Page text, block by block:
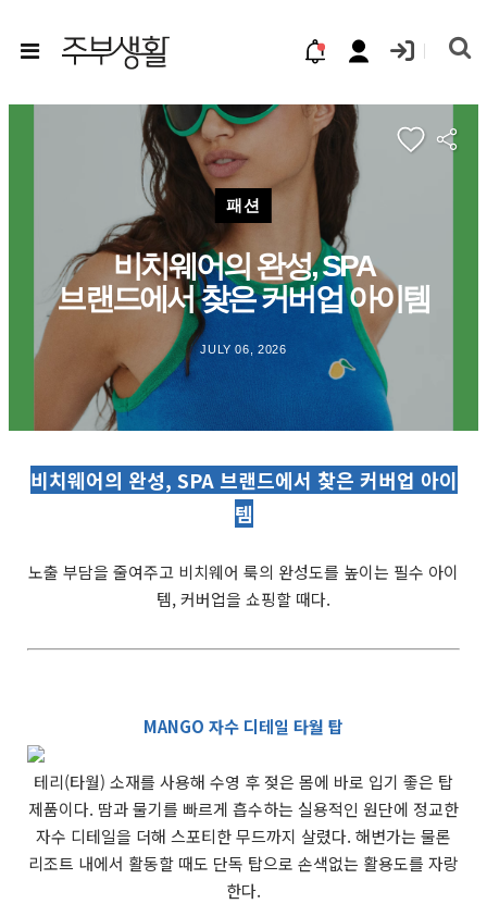
패션
비치웨어의 완성, SPA
브랜드에서 찾은 커버업 아이템
JULY 06, 2026
비치웨어의 완성, SPA 브랜드에서 찾은 커버업 아이
템
노출 부담을 줄여주고 비치웨어 룩의 완성도를 높이는 필수 아이
템, 커버업을 쇼핑할 때다.
MANGO 자수 디테일 타월 탑
테리(타월) 소재를 사용해 수영 후 젖은 몸에 바로 입기 좋은 탑
제품이다. 땀과 물기를 빠르게 흡수하는 실용적인 원단에 정교한
자수 디테일을 더해 스포티한 무드까지 살렸다. 해변가는 물론
리조트 내에서 활동할 때도 단독 탑으로 손색없는 활용도를 자랑
한다.